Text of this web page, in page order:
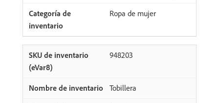
Ropa de mujer
948203
Tobillera